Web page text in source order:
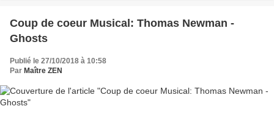
Coup de coeur Musical: Thomas Newman -
Ghosts
Publié le 27/10/2018 à 10:58
Par Maître ZEN